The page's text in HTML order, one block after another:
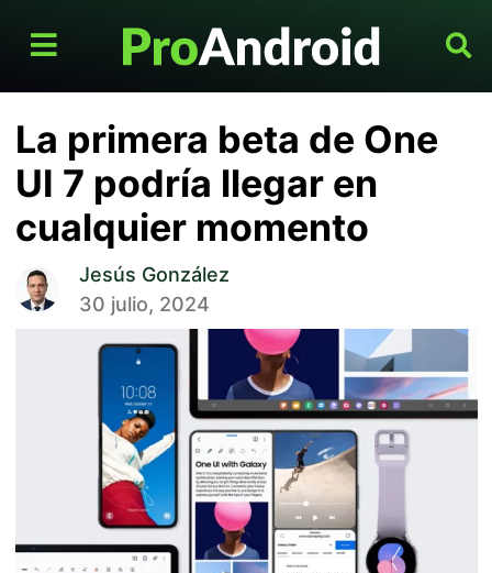
La primera beta de One
UI 7 podría llegar en
cualquier momento
Jesús González
30 julio, 2024